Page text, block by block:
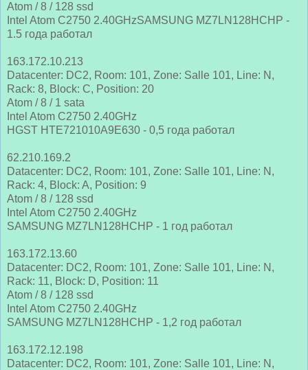
Atom / 8 / 128 ssd
Intel Atom C2750 2.40GHzSAMSUNG MZ7LN128HCHP -
1.5 года работал
163.172.10.213
Datacenter: DC2, Room: 101, Zone: Salle 101, Line: N,
Rack: 8, Block: C, Position: 20
Atom / 8 / 1 sata
Intel Atom C2750 2.40GHz
HGST HTE721010A9E630 - 0,5 года работал
62.210.169.2
Datacenter: DC2, Room: 101, Zone: Salle 101, Line: N,
Rack: 4, Block: A, Position: 9
Atom / 8 / 128 ssd
Intel Atom C2750 2.40GHz
SAMSUNG MZ7LN128HCHP - 1 год работал
163.172.13.60
Datacenter: DC2, Room: 101, Zone: Salle 101, Line: N,
Rack: 11, Block: D, Position: 11
Atom / 8 / 128 ssd
Intel Atom C2750 2.40GHz
SAMSUNG MZ7LN128HCHP - 1,2 год работал
163.172.12.198
Datacenter: DC2, Room: 101, Zone: Salle 101, Line: N,